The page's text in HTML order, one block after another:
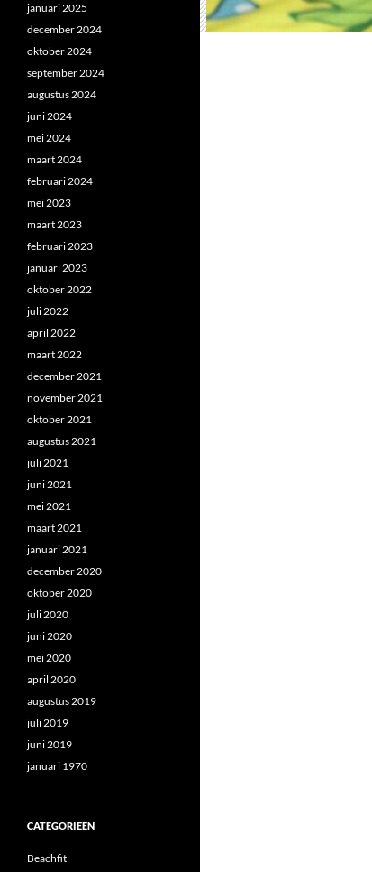
januari 2025
december 2024
oktober 2024
september 2024
augustus 2024
juni 2024
mei 2024
maart 2024
februari 2024
mei 2023
maart 2023
februari 2023
januari 2023
oktober 2022
juli 2022
april 2022
maart 2022
december 2021
november 2021
oktober 2021
augustus 2021
juli 2021
juni 2021
mei 2021
maart 2021
januari 2021
december 2020
oktober 2020
juli 2020
juni 2020
mei 2020
april 2020
augustus 2019
juli 2019
juni 2019
januari 1970
CATEGORIEËN
Beachfit